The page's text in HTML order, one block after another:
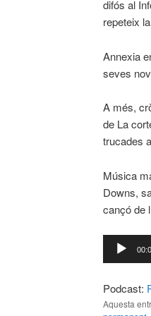
difós al
repeteix
Annexia
seves
A més,
de La
trucades
Música
Downs,
cançó de
Podcast:
Aquesta